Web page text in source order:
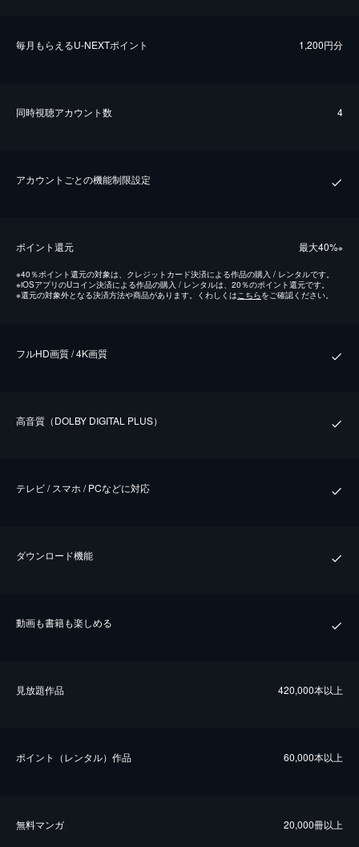
毎⽉もらえるU-NEXTポイント 1,200円分
同時視聴アカウント数 4
アカウントごとの機能制限設定
ポイント還元 最⼤40%※
※40％ポイント還元の対象は、クレジットカード決済による作品の購入 / レンタルです。
※iOSアプリのUコイン決済による作品の購入 / レンタルは、20％のポイント還元です。
※還元の対象外となる決済方法や商品があります。くわしくはこちらをご確認ください。
フルHD画質 / 4K画質
⾼⾳質（DOLBY DIGITAL PLUS）
テレビ / スマホ / PCなどに対応
ダウンロード機能
動画も書籍も楽しめる
⾒放題作品 420,000本以上
ポイント（レンタル）作品 60,000本以上
無料マンガ 20,000冊以上